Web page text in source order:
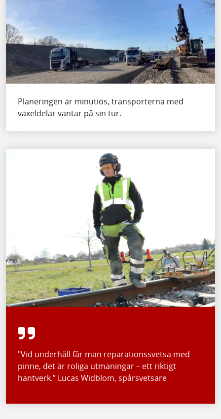
Planeringen är minutiös, transporterna med
växeldelar väntar på sin tur.
"Vid underhåll får man reparationssvetsa med
pinne, det är roliga utmaningar – ett riktigt
hantverk.” Lucas Widblom, spårsvetsare